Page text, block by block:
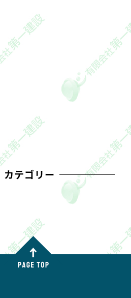
カテゴリー